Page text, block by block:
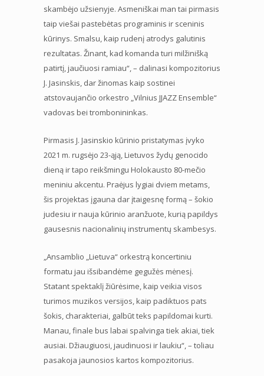
skambėjo užsienyje. Asmeniškai man tai pirmasis
taip viešai pastebėtas programinis ir sceninis
kūrinys. Smalsu, kaip rudenį atrodys galutinis
rezultatas. Žinant, kad komanda turi milžinišką
patirtį, jaučiuosi ramiau“, – dalinasi kompozitorius
J. Jasinskis, dar žinomas kaip sostinei
atstovaujančio orkestro „Vilnius JJAZZ Ensemble“
vadovas bei trombonininkas.
Pirmasis J. Jasinskio kūrinio pristatymas įvyko
2021 m. rugsėjo 23-ąją, Lietuvos žydų genocido
dieną ir tapo reikšmingu Holokausto 80-mečio
meniniu akcentu. Praėjus lygiai dviem metams,
šis projektas įgauna dar įtaigesnę formą – šokio
judesiu ir nauja kūrinio aranžuote, kurią papildys
gausesnis nacionalinių instrumentų skambesys.
„Ansamblio „Lietuva“ orkestrą koncertiniu
formatu jau išsibandėme gegužės mėnesį.
Statant spektaklį žiūrėsime, kaip veikia visos
turimos muzikos versijos, kaip padiktuos pats
šokis, charakteriai, galbūt teks papildomai kurti.
Manau, finale bus labai spalvinga tiek akiai, tiek
ausiai. Džiaugiuosi, jaudinuosi ir laukiu“, – toliau
pasakoja jaunosios kartos kompozitorius.